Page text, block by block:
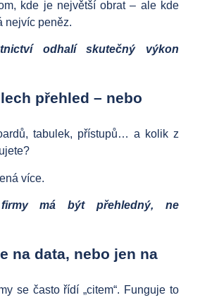
kde je největší obrat – ale kde
nejvíc peněz.
odhalí skutečný výkon
přehled – nebo
tabulek, přístupů… a kolik z
více.
má být přehledný, ne
na data, nebo jen na
se často řídí „citem“. Funguje to